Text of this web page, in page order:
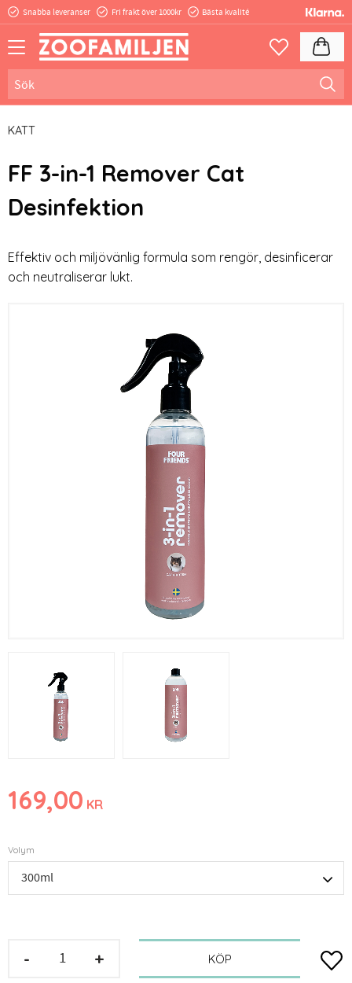
Snabba leveranser Fri frakt över 1000kr Bästa kvalité
Favoriter
KATT
FF 3-in-1 Remover Cat
Desinfektion
Effektiv och miljövänlig formula som rengör, desinficerar
och neutraliserar lukt.
169,00 KR
Volym
+
- KÖP